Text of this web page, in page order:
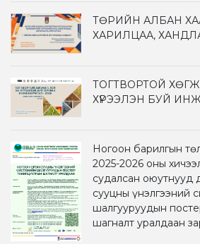
ТӨРИЙН АЛБАН
ХАРИЛЦАА,
ТОГТВОРТОЙ
ХҮРЭЭЛЭН БУЙ
Ногоон барилгын
2025-2026 оны
судалсан оюутнууд
сууцны үнэлгээний
шалгууруудын
шагналт уралдаан